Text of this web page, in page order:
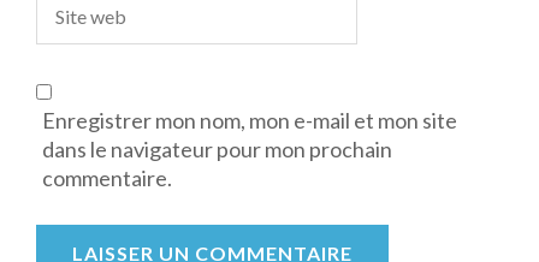
Enregistrer mon nom, mon e-mail et mon site
dans le navigateur pour mon prochain
commentaire.